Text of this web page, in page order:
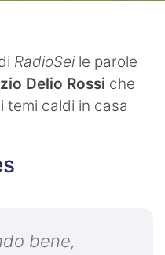
RadioSei le parole
Delio Rossi che
temi caldi in casa
bene,